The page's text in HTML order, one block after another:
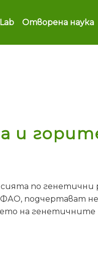
Отворена наука
и
по генетични
ФАО, подчертават
на генетичните